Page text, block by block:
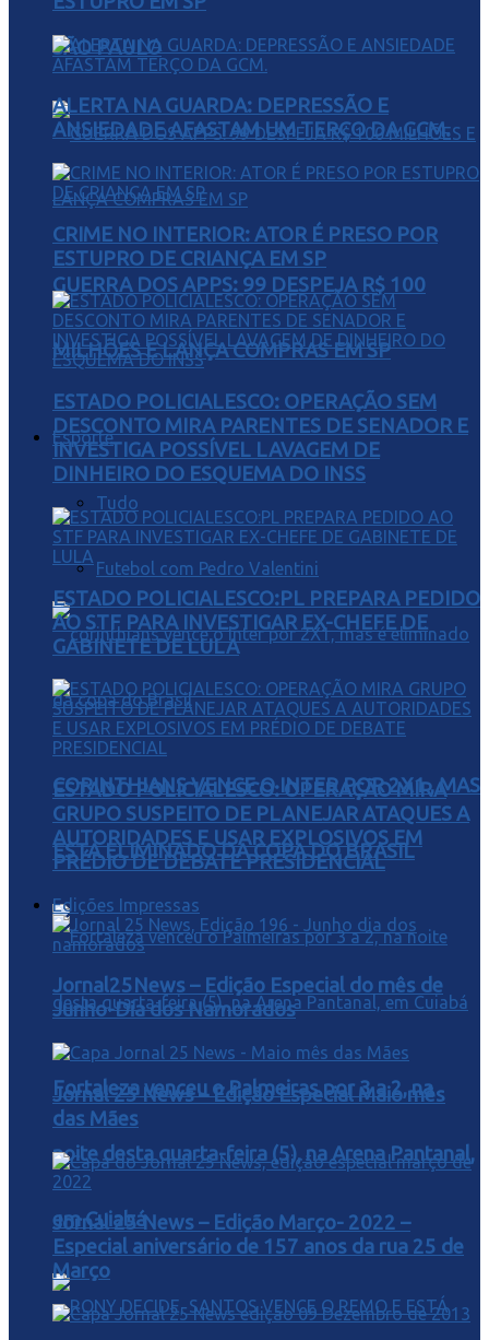
SÃO PAULO
GUERRA DOS APPS: 99 DESPEJA R$ 100
MILHÕES E LANÇA COMPRAS EM SP
Esporte
Tudo
Futebol com Pedro Valentini
CORINTHIANS VENCE O INTER POR 2X1 , MAS
ESTA ELIMINADO DA COPA DO BRASIL
Fortaleza venceu o Palmeiras por 3 a 2, na
noite desta quarta-feira (5), na Arena Pantanal,
em Cuiabá
ALERTA NA GUARDA: DEPRESSÃO E
ANSIEDADE AFASTAM UM TERÇO DA GCM.
CRIME NO INTERIOR: ATOR É PRESO POR
ESTUPRO DE CRIANÇA EM SP
ESTADO POLICIALESCO: OPERAÇÃO SEM
DESCONTO MIRA PARENTES DE SENADOR E
INVESTIGA POSSÍVEL LAVAGEM DE
DINHEIRO DO ESQUEMA DO INSS
ESTADO POLICIALESCO:PL PREPARA PEDIDO
AO STF PARA INVESTIGAR EX-CHEFE DE
GABINETE DE LULA
ESTADO POLICIALESCO: OPERAÇÃO MIRA
GRUPO SUSPEITO DE PLANEJAR ATAQUES A
AUTORIDADES E USAR EXPLOSIVOS EM
PRÉDIO DE DEBATE PRESIDENCIAL
Edições Impressas
Jornal25News – Edição Especial do mês de
Junho-Dia dos Namorados
Jornal 25 News – Edição Especial Maio mês
das Mães
Jornal 25 News – Edição Março- 2022 –
Especial aniversário de 157 anos da rua 25 de
Março